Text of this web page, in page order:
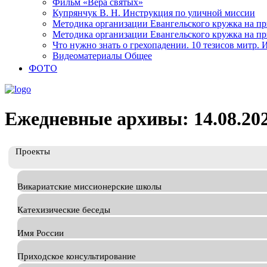
Фильм «Вера святых»
Купрянчук В. Н. Инструкция по уличной миссии
Методика организации Евангельского кружка на
Методика организации Евангельского кружка на
Что нужно знать о грехопадении. 10 тезисов митр.
Видеоматериалы Общее
ФОТО
Ежедневные архивы:
Проекты
Викариатские миссионерские школы
Катехизические беседы
Имя России
Приходское консультирование